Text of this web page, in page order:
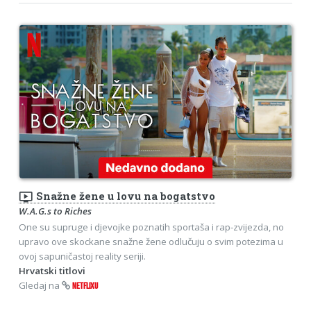
ondemand_video Snažne žene u lovu na bogatstvo
W.A.G.s to Riches
One su supruge i djevojke poznatih sportaša i rap-zvijezda, no
upravo ove skockane snažne žene odlučuju o svim potezima u
ovoj sapuničastoj reality seriji.
Hrvatski titlovi
Gledaj na
NETFLIXU